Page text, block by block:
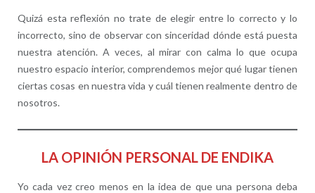
Quizá esta reflexión no trate de elegir entre lo correcto y lo
incorrecto, sino de observar con sinceridad dónde está puesta
nuestra atención. A veces, al mirar con calma lo que ocupa
nuestro espacio interior, comprendemos mejor qué lugar tienen
ciertas cosas en nuestra vida y cuál tienen realmente dentro de
nosotros.
LA OPINIÓN PERSONAL DE ENDIKA
Yo cada vez creo menos en la idea de que una persona deba